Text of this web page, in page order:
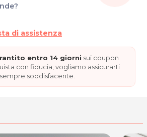
di assistenza
entro 14 giorni sui coupon
con fiducia, vogliamo assicurarti
soddisfacente.